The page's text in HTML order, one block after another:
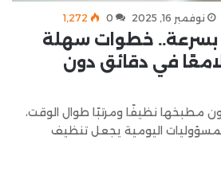
نوفمبر 16, 2025 0 1٬272
خطوات سهلة
في دقائق دون
مطبخها نظيفًا ومرتبًا طوال الوقت،
اليومية يجعل تنظيف